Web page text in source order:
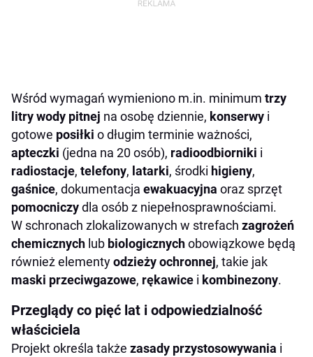
Wśród wymagań wymieniono m.in. minimum trzy
litry wody pitnej na osobę dziennie, konserwy i
gotowe posiłki o długim terminie ważności,
apteczki (jedna na 20 osób), radioodbiorniki i
radiostacje, telefony, latarki, środki higieny,
gaśnice, dokumentacja ewakuacyjna oraz sprzęt
pomocniczydla osób z niepełnosprawnościami.
W schronach zlokalizowanych w strefach zagrożeń
chemicznych lub biologicznychobowiązkowe będą
również elementyodzieży ochronnej, takie jak
maski przeciwgazowe, rękawice i kombinezony.
Przeglądy co pięć lat i odpowiedzialność
właściciela
Projekt określa także zasady przystosowywania i